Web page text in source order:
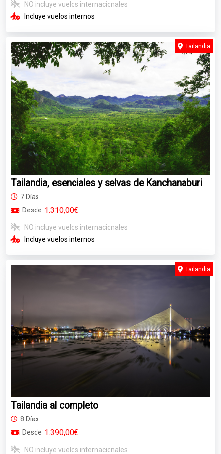
NO incluye vuelos internacionales
Incluye vuelos internos
Tailandia, esenciales y selvas de Kanchanaburi
7 Días
Desde 1.310,00€
NO incluye vuelos internacionales
Incluye vuelos internos
Tailandia
Tailandia al completo
8 Días
Desde 1.390,00€
NO incluye vuelos internacionales
Tailandia